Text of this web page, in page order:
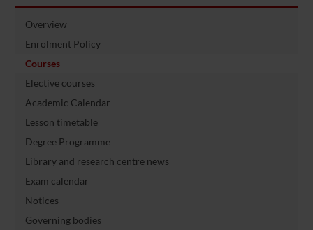
Overview
Enrolment Policy
Courses
Elective courses
Academic Calendar
Lesson timetable
Degree Programme
Library and research centre news
Exam calendar
Notices
Governing bodies